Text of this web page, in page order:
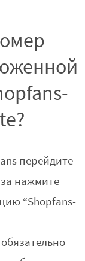
перейдите
нажмите
“Shopfans-